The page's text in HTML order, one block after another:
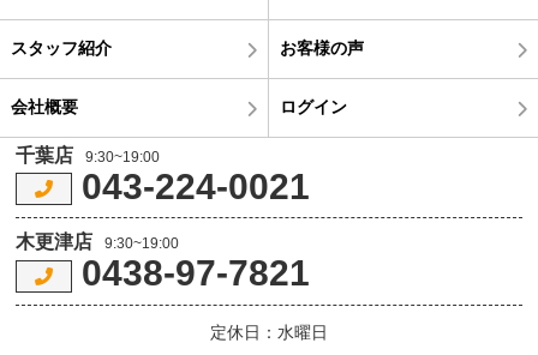
スタッフ紹介 お客様の声
会社概要 ログイン
千葉店 9:30~19:00
043-224-0021
木更津店 9:30~19:00
0438-97-7821
定休日：水曜日